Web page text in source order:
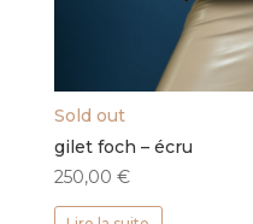
Sold out
gilet foch – écru
250,00 €